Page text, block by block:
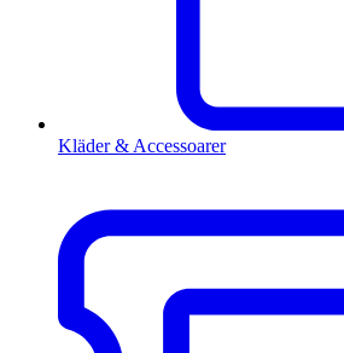
Kläder & Accessoarer